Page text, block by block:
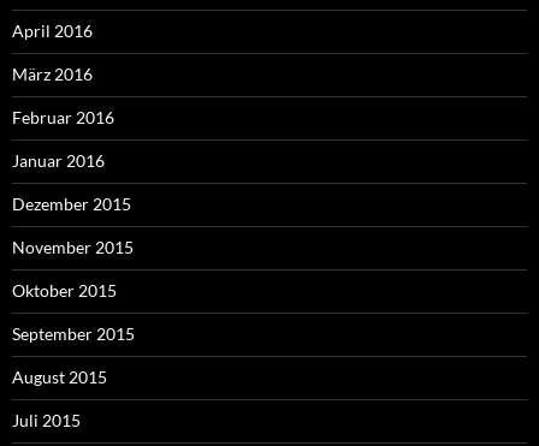
April 2016
März 2016
Februar 2016
Januar 2016
Dezember 2015
November 2015
Oktober 2015
September 2015
August 2015
Juli 2015